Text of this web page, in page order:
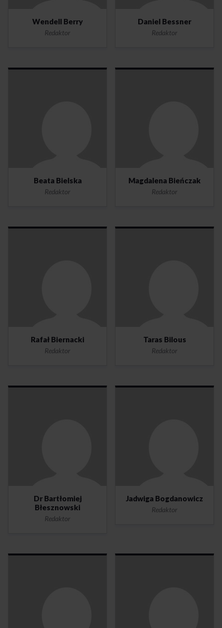
Wendell Berry
Redaktor
Daniel Bessner
Redaktor
Beata Bielska
Redaktor
Magdalena Bieńczak
Redaktor
Rafał Biernacki
Redaktor
Taras Bilous
Redaktor
Dr Bartłomiej
Błesznowski
Redaktor
Jadwiga Bogdanowicz
Redaktor